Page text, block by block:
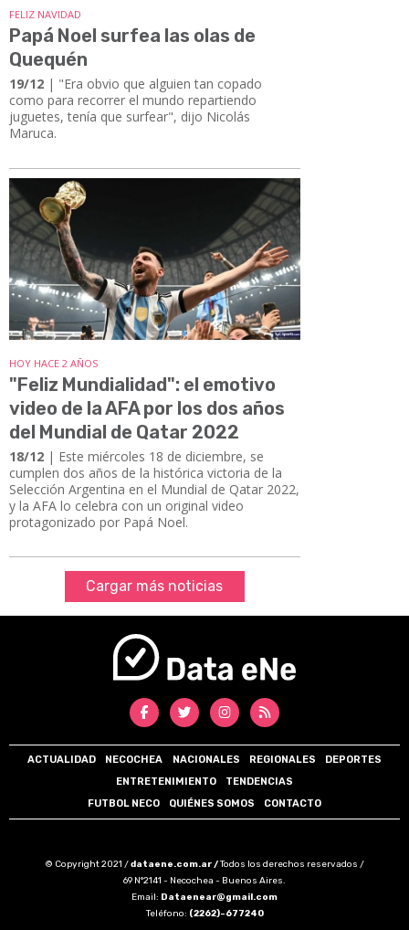
FELIZ NAVIDAD
Papá Noel surfea las olas de
Quequén
19/12 | "Era obvio que alguien tan copado
como para recorrer el mundo repartiendo
juguetes, tenía que surfear", dijo Nicolás
Maruca.
HOY HACE 2 AÑOS
"Feliz Mundialidad": el emotivo
video de la AFA por los dos años
del Mundial de Qatar 2022
18/12 | Este miércoles 18 de diciembre, se
cumplen dos años de la histórica victoria de la
Selección Argentina en el Mundial de Qatar 2022,
y la AFA lo celebra con un original video
protagonizado por Papá Noel.
Cargar más noticias
ACTUALIDAD NECOCHEA NACIONALES REGIONALES
DEPORTES
ENTRETENIMIENTO
TENDENCIAS
FUTBOL NECO
QUIÉNES SOMOS CONTACTO
© Copyright 2021 /dataene.com.ar /Todos los derechos reservados /
69 N°2141 - Necochea - Buenos Aires.
Email: Dataenear@gmail.com
Teléfono: (2262)-677240